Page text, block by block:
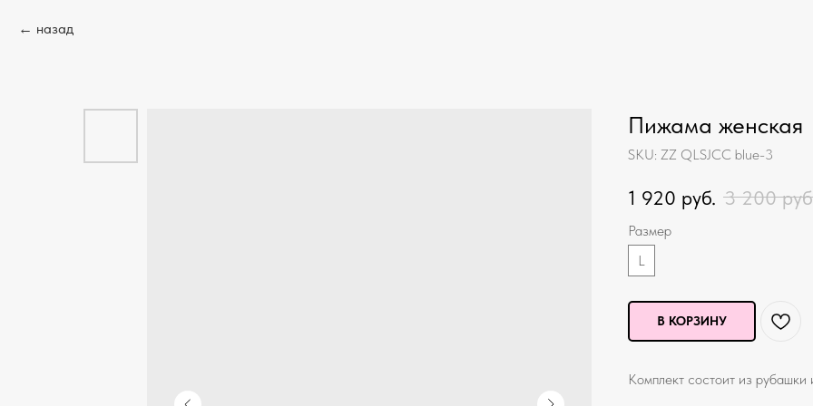
назад
Пижама женская
SKU: ZZ QLSJCC blue-3
1 920 руб. 3 200
Размер
L
В КОРЗИНУ
Комплект состоит из рубашки